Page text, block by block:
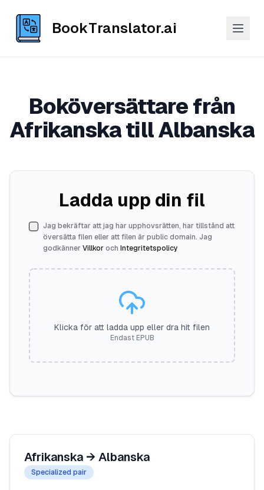
BookTranslator.ai
Boköversättare från
Afrikanska till Albanska
Ladda upp din fil
Jag bekräftar att jag har upphovsrätten, har tillstånd att
översätta filen eller att filen är public domain. Jag
godkänner Villkor och Integritetspolicy
Klicka för att ladda upp eller dra hit filen
Endast EPUB
Afrikanska → Albanska
Specialized pair